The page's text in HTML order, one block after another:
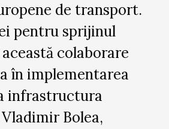
de transport.
pentru sprijinul
colaborare
în implementarea
infrastructura
Bolea,